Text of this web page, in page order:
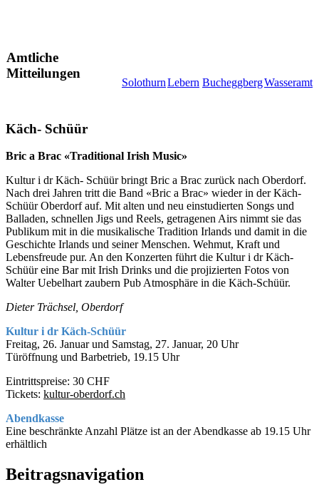
Amtliche
Mitteilungen
SolothurnLebern BucheggbergWasseramt
Käch- Schüür
Bric a Brac «Traditional Irish Music»
Kultur i dr Käch- Schüür bringt Bric a Brac zurück nach Oberdorf.
Nach drei Jahren tritt die Band «Bric a Brac» wieder in der Käch-
Schüür Oberdorf auf. Mit alten und neu einstudierten Songs und
Balladen, schnellen Jigs und Reels, getragenen Airs nimmt sie das
Publikum mit in die musikalische Tradition Irlands und damit in die
Geschichte Irlands und seiner Menschen. Wehmut, Kraft und
Lebensfreude pur. An den Konzerten führt die Kultur i dr Käch-
Schüür eine Bar mit Irish Drinks und die projizierten Fotos von
Walter Uebelhart zaubern Pub Atmosphäre in die Käch-Schüür.
Dieter Trächsel, Oberdorf
Kultur i dr Käch-Schüür
Freitag, 26. Januar und Samstag, 27. Januar, 20 Uhr
Türöffnung und Barbetrieb, 19.15 Uhr
Eintrittspreise: 30 CHF
Tickets: kultur-oberdorf.ch
Abendkasse
Eine beschränkte Anzahl Plätze ist an der Abendkasse ab 19.15 Uhr
erhältlich
Beitragsnavigation